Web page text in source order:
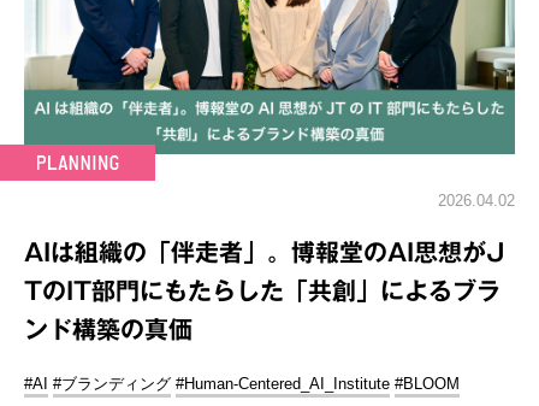
2026.04.02
AIは組織の「伴走者」。博報堂のAI思想がJ
TのIT部門にもたらした「共創」によるブラ
ンド構築の真価
#AI #ブランディング #Human-Centered_AI_Institute #BLOOM